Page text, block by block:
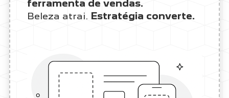
ferramenta de vendas.
Beleza atrai. Estratégia converte.